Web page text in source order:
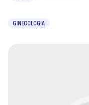
GINECOLOGIA